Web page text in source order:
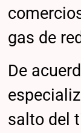
gas de
De
salto del